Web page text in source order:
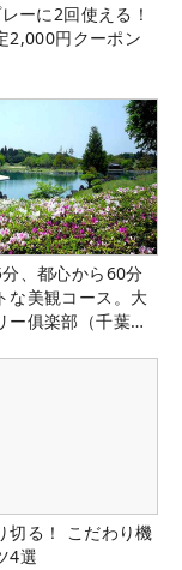
ーに2回使える！
2,000円クーポン
、都心から60分
な美観コース。大
ー俱楽部（千葉
切る！ こだわり機
4選